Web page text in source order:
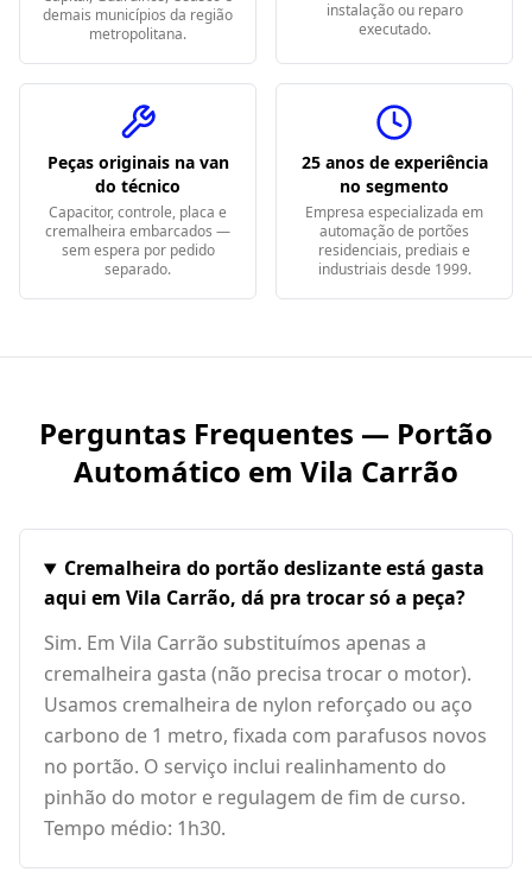
demais municípios da região
metropolitana.
instalação ou reparo
executado.
Peças originais na van
do técnico
Capacitor, controle, placa e
cremalheira embarcados —
sem espera por pedido
separado.
25 anos de experiência
no segmento
Empresa especializada em
automação de portões
residenciais, prediais e
industriais desde 1999.
Perguntas Frequentes — Portão
Automático em Vila Carrão
Cremalheira do portão deslizante está gasta
aqui em Vila Carrão, dá pra trocar só a peça?
Sim. Em Vila Carrão substituímos apenas a
cremalheira gasta (não precisa trocar o motor).
Usamos cremalheira de nylon reforçado ou aço
carbono de 1 metro, fixada com parafusos novos
no portão. O serviço inclui realinhamento do
pinhão do motor e regulagem de fim de curso.
Tempo médio: 1h30.